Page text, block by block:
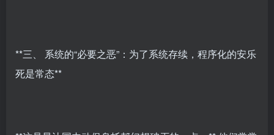
**三、 系统的“必要之恶”：为了系统存续，程序化的安乐
死是常态**